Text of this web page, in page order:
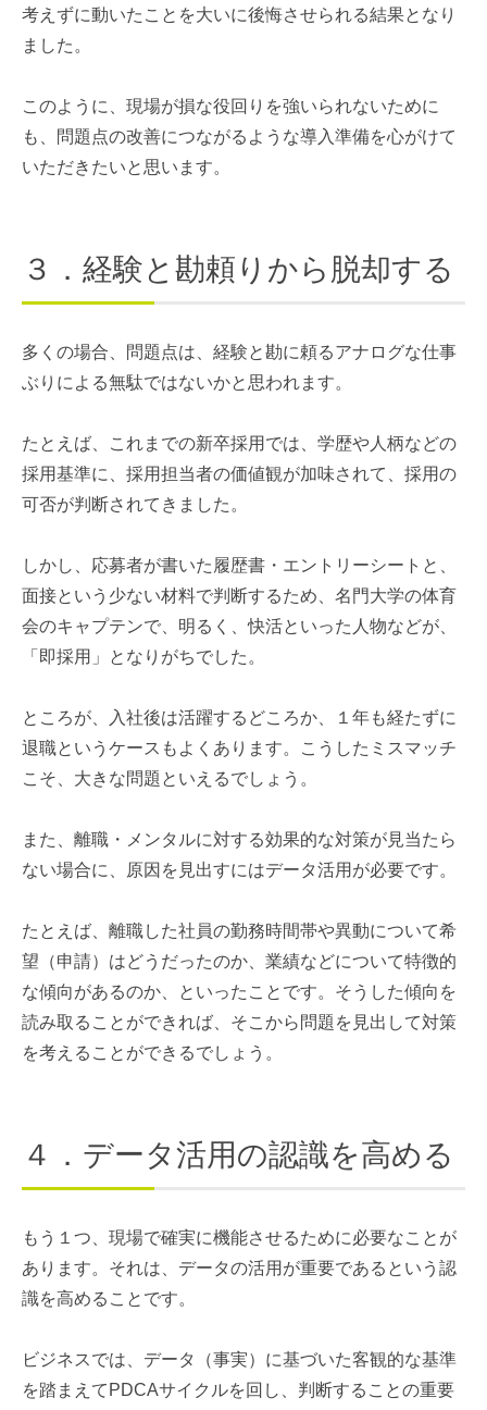
考えずに動いたことを大いに後悔させられる結果となり
ました。
このように、現場が損な役回りを強いられないために
も、問題点の改善につながるような導入準備を心がけて
いただきたいと思います。
３．経験と勘頼りから脱却する
多くの場合、問題点は、経験と勘に頼るアナログな仕事
ぶりによる無駄ではないかと思われます。
たとえば、これまでの新卒採用では、学歴や人柄などの
採用基準に、採用担当者の価値観が加味されて、採用の
可否が判断されてきました。
しかし、応募者が書いた履歴書・エントリーシートと、
面接という少ない材料で判断するため、名門大学の体育
会のキャプテンで、明るく、快活といった人物などが、
「即採用」となりがちでした。
ところが、入社後は活躍するどころか、１年も経たずに
退職というケースもよくあります。こうしたミスマッチ
こそ、大きな問題といえるでしょう。
また、離職・メンタルに対する効果的な対策が見当たら
ない場合に、原因を見出すにはデータ活用が必要です。
たとえば、離職した社員の勤務時間帯や異動について希
望（申請）はどうだったのか、業績などについて特徴的
な傾向があるのか、といったことです。そうした傾向を
読み取ることができれば、そこから問題を見出して対策
を考えることができるでしょう。
４．データ活用の認識を高める
もう１つ、現場で確実に機能させるために必要なことが
あります。それは、データの活用が重要であるという認
識を高めることです。
ビジネスでは、データ（事実）に基づいた客観的な基準
を踏まえてPDCAサイクルを回し、判断することの重要